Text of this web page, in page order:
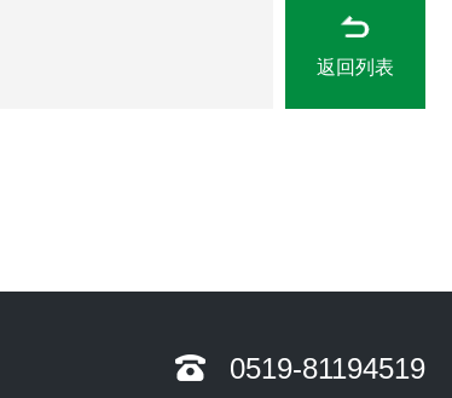
返回列表
0519-81194519